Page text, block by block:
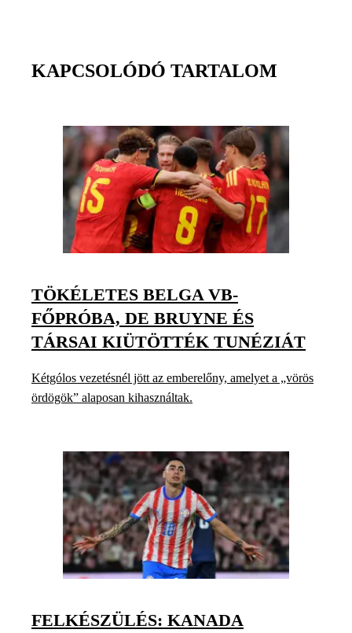
KAPCSOLÓDÓ TARTALOM
TÖKÉLETES BELGA VB-
FŐPRÓBA, DE BRUYNE ÉS
TÁRSAI KIÜTÖTTÉK TUNÉZIÁT
Kétgólos vezetésnél jött az emberelőny, amelyet a „vörös
ördögök” alaposan kihasználtak.
FELKÉSZÜLÉS: KANADA